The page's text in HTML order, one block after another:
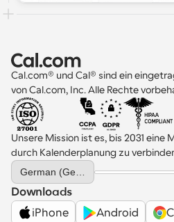
Cal.com® und Cal® sind ein
von Cal.com, Inc. Alle Rechte
Unsere Mission ist es, bis 2031 eine
durch Kalenderplanung zu
Select Language
Downloads
iPhone
Android